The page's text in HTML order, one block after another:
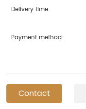
Delivery time:
Payment method:
Contact